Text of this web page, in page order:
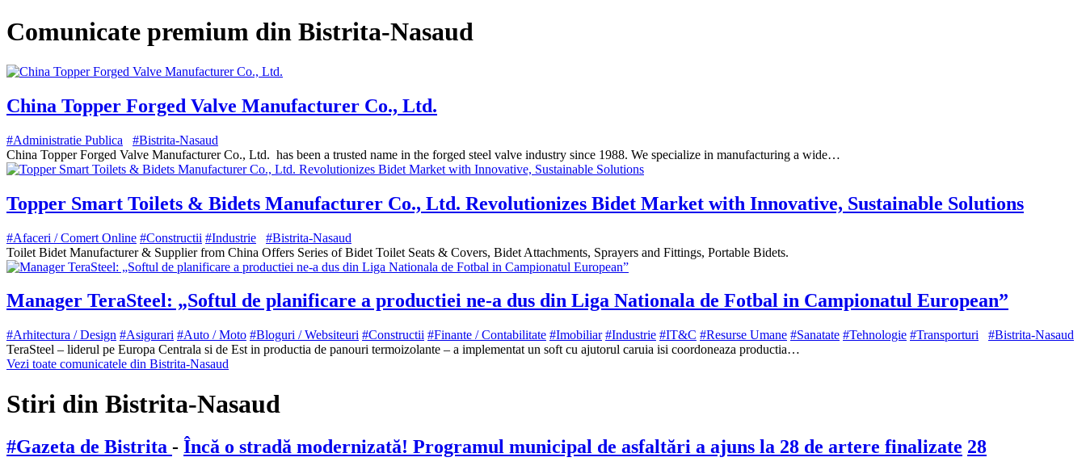
Comunicate premium din Bistrita-Nasaud
China Topper Forged Valve Manufacturer Co., Ltd.
#Administratie Publica
#Bistrita-Nasaud
China Topper Forged Valve Manufacturer Co., Ltd. has been a trusted name in the forged steel valve industry since 1988. We specialize in manufacturing a wide…
Topper Smart Toilets & Bidets Manufacturer Co., Ltd. Revolutionizes Bidet Market with Innovative, Sustainable Solutions
#Afaceri / Comert Online #Constructii #Industrie
#Bistrita-Nasaud
Toilet Bidet Manufacturer & Supplier from China Offers Series of Bidet Toilet Seats & Covers, Bidet Attachments, Sprayers and Fittings, Portable Bidets.
Manager TeraSteel: „Softul de planificare a productiei ne-a dus din Liga Nationala de Fotbal in Campionatul European”
#Arhitectura / Design #Asigurari #Auto / Moto #Bloguri / Websiteuri #Constructii #Finante / Contabilitate #Imobiliar #Industrie #IT&C #Resurse Umane #Sanatate #Tehnologie #Transporturi
#Bistrita-Nasaud
TeraSteel – liderul pe Europa Centrala si de Est in productia de panouri termoizolante – a implementat un soft cu ajutorul caruia isi coordoneaza productia…
Vezi toate comunicatele din Bistrita-Nasaud
Stiri din Bistrita-Nasaud
#Gazeta de Bistrita - Încă o stradă modernizată! Programul municipal de asfaltări a ajuns la 28 de artere finalizate 28